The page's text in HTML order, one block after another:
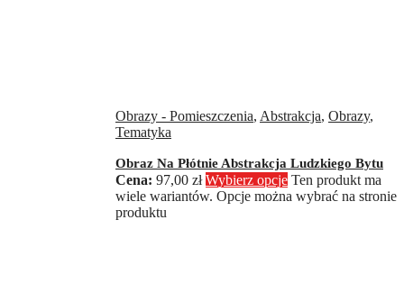
Obrazy - Pomieszczenia, Abstrakcja, Obrazy,
Tematyka
Obraz Na Płótnie Abstrakcja Ludzkiego Bytu
97,00 zł Wybierz opcje Ten produkt ma
wiele wariantów. Opcje można wybrać na stronie
produktu